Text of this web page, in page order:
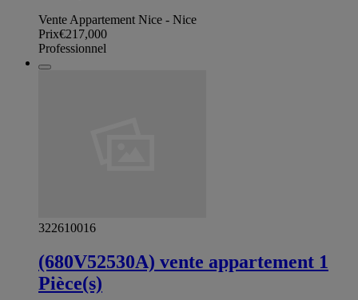
Vente Appartement Nice - Nice
Prix€217,000
Professionnel
322610016
(680V52530A) vente appartement 1
Pièce(s)